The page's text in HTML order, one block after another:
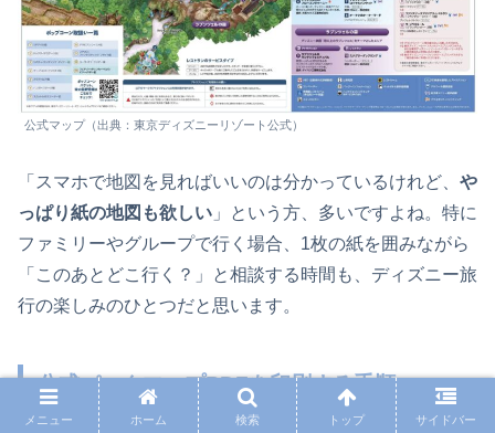
公式マップ（出典：東京ディズニーリゾート公式）
「スマホで地図を見ればいいのは分かっているけれど、 や
っぱり紙の地図も欲しい 」という方、多いですよね。特に
ファミリーやグループで行く場合、1枚の紙を囲みながら
「このあとどこ行く？」と相談する時間も、ディズニー旅
行の楽しみのひとつだと思います。
公式パークマップPDFを印刷する手順
メニュー ホーム 検索 トップ サイドバー